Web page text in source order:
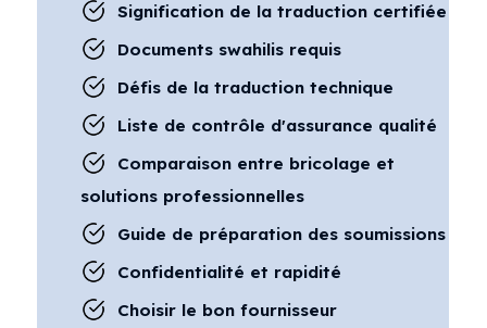
Signification de la traduction certifiée
Documents swahilis requis
Défis de la traduction technique
Liste de contrôle d'assurance qualité
Comparaison entre bricolage et
solutions professionnelles
Guide de préparation des soumissions
Confidentialité et rapidité
Choisir le bon fournisseur